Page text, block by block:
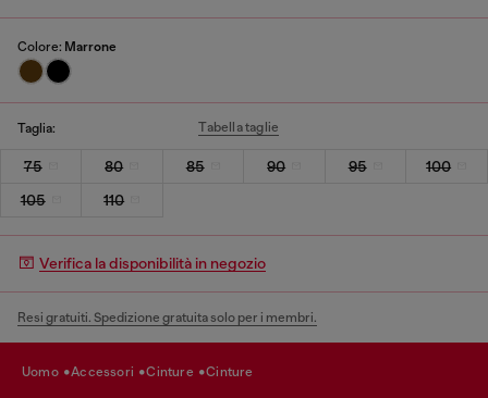
Colore: Marrone
Taglia: Tabella taglie
75 80 85 90 95
100
105
110
Verifica la disponibilità in negozio
Resi gratuiti. Spedizione gratuita solo per i membri.
uomo accessori cinture cinture